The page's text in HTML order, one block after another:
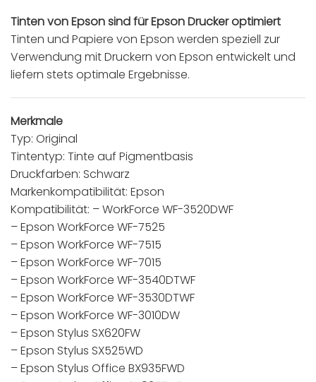
Tinten von Epson sind für Epson Drucker optimiert
Tinten und Papiere von Epson werden speziell zur
Verwendung mit Druckern von Epson entwickelt und
liefern stets optimale Ergebnisse.
Merkmale
Typ: Original
Tintentyp: Tinte auf Pigmentbasis
Druckfarben: Schwarz
Markenkompatibilität: Epson
Kompatibilität: – WorkForce WF-3520DWF
– Epson WorkForce WF-7525
– Epson WorkForce WF-7515
– Epson WorkForce WF-7015
– Epson WorkForce WF-3540DTWF
– Epson WorkForce WF-3530DTWF
– Epson WorkForce WF-3010DW
– Epson Stylus SX620FW
– Epson Stylus SX525WD
– Epson Stylus Office BX935FWD